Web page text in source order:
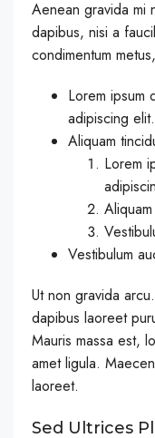
Aenean gravida mi
dapibus, nisi a
condimentum
Lorem ipsum
adipiscing elit.
Aliquam
Lorem
Vestibulum
Ut non gravida
dapibus laoreet
Mauris massa est,
amet ligula.
laoreet.
Sed Ultrices